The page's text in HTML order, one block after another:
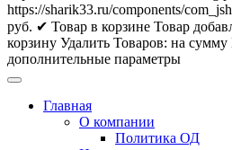
https://sharik33.ru/components/
руб. ✔ Товар в корзине Товар
корзину Удалить Товаров: на сумму
дополнительные параметры
Главная
О компании
Политика ОД